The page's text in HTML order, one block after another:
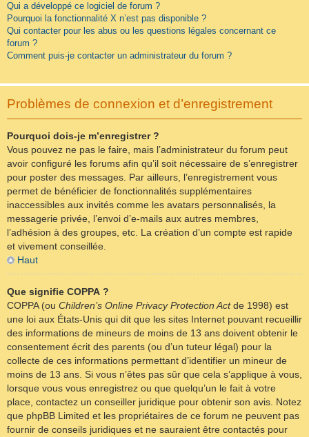
Qui a développé ce logiciel de forum ?
Pourquoi la fonctionnalité X n’est pas disponible ?
Qui contacter pour les abus ou les questions légales concernant ce
forum ?
Comment puis-je contacter un administrateur du forum ?
Problèmes de connexion et d’enregistrement
Pourquoi dois-je m’enregistrer ?
Vous pouvez ne pas le faire, mais l’administrateur du forum peut
avoir configuré les forums afin qu’il soit nécessaire de s’enregistrer
pour poster des messages. Par ailleurs, l’enregistrement vous
permet de bénéficier de fonctionnalités supplémentaires
inaccessibles aux invités comme les avatars personnalisés, la
messagerie privée, l’envoi d’e-mails aux autres membres,
l’adhésion à des groupes, etc. La création d’un compte est rapide
et vivement conseillée.
Haut
Que signifie COPPA ?
COPPA (ou Children’s Online Privacy Protection Actde 1998) est
une loi aux États-Unis qui dit que les sites Internet pouvant recueillir
des informations de mineurs de moins de 13 ans doivent obtenir le
consentement écrit des parents (ou d’un tuteur légal) pour la
collecte de ces informations permettant d’identifier un mineur de
moins de 13 ans. Si vous n’êtes pas sûr que cela s’applique à vous,
lorsque vous vous enregistrez ou que quelqu’un le fait à votre
place, contactez un conseiller juridique pour obtenir son avis. Notez
que phpBB Limited et les propriétaires de ce forum ne peuvent pas
fournir de conseils juridiques et ne sauraient être contactés pour